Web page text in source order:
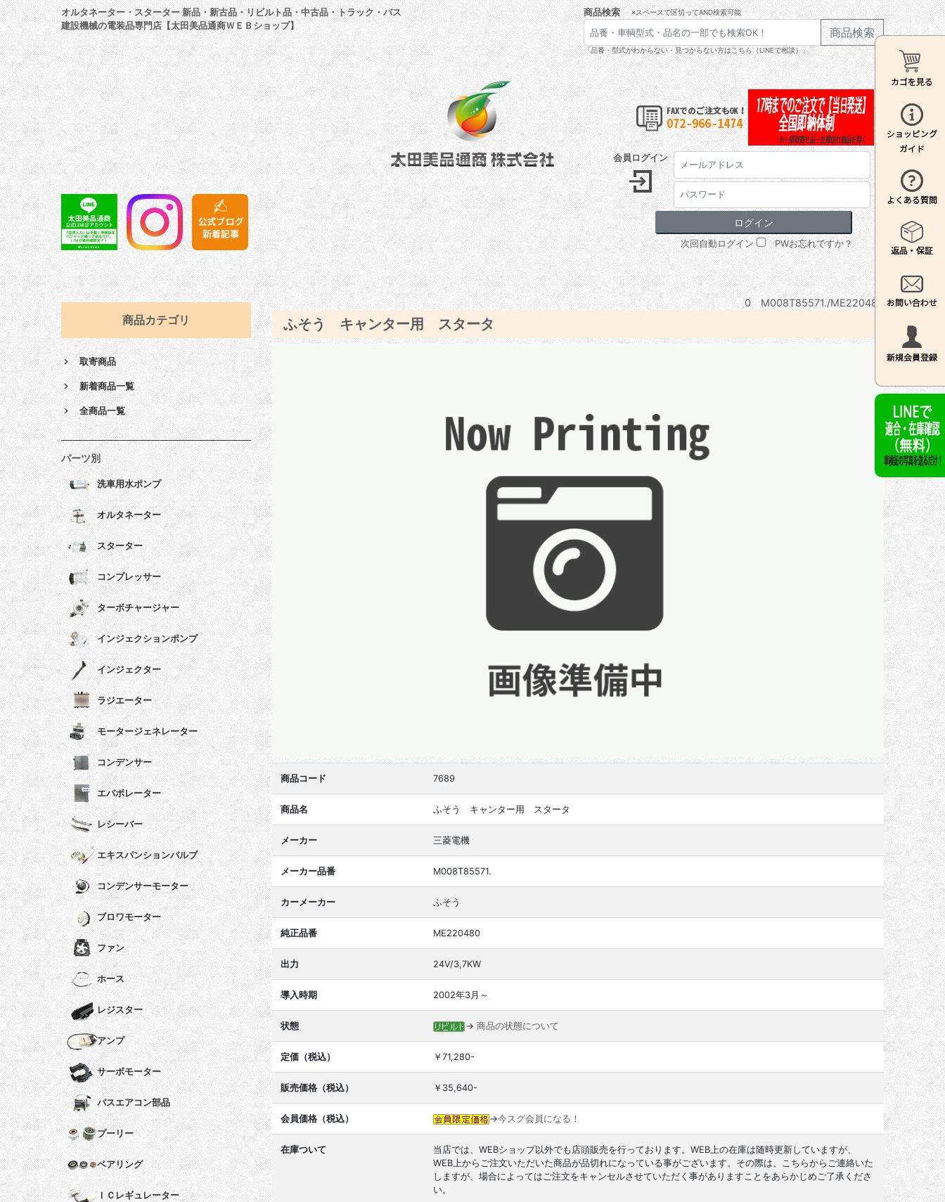
オルタネーター・スターター 新品・新古品・リビルト品・中古品・トラック・バス
建設機械の電装品専門店【太田美品通商ＷＥＢショップ】
商品検索 ※スペースで区切ってAND検索可能
商品検索
「品番・型式がわからない・見つからない方はこちら（LINEで相談）」
会員ログイン
次回自動ログイン PWお忘れですか？
0 M008T85571./ME220480
ふそう キャンター用 スタータ
商品コード 7689
商品名 ふそう キャンター用 スタータ
メーカー 三菱電機
メーカー品番 M008T85571.
カーメーカー ふそう
純正品番 ME220480
出力 24V/3,7KW
導入時期 2002年3月～
状態 → 商品の状態について
定価（税込） ￥71,280-
販売価格（税込） ￥35,640-
会員価格（税込） →今スグ会員になる！
在庫ついて
当店では、WEBショップ以外でも店頭販売を行っております。WEB上の在庫は随時更新していますが、
WEB上からご注文いただいた商品が品切れになっている事がございます。その際は、こちらからご連絡いた
しますが、場合によってはご注文をキャンセルさせていただく事がありますことをあらかじめご了承くださ
い。
商品カテゴリ
取寄商品
新着商品一覧
全商品一覧
パーツ別
洗車用水ポンプ
オルタネーター
スターター
コンプレッサー
ターボチャージャー
インジェクションポンプ
インジェクター
ラジエーター
モータージェネレーター
コンデンサー
エバポレーター
レシーバー
エキスパンションバルブ
コンデンサーモーター
ブロワモーター
ファン
ホース
レジスター
アンプ
サーボモーター
バスエアコン部品
プーリー
ベアリング
ＩＣレギュレーター